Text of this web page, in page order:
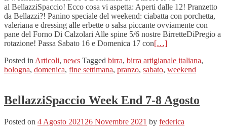
al BellazziSpaccio! Ecco cosa vi aspetta: Aperti dalle 12! Pranzetto
da Bellazzi?! Panino speciale del weekend: ciabatta con porchetta,
valeriana e dressing alle erbette o salsa piccante ovviamente con
pane del Forno Di Calzolari Alle spine 5/6 nostre BirretteDiPregio a
rotazione! Passa Sabato 16 e Domenica 17 con[…]
Posted in Articoli, news Tagged birra, birra artigianale italiana,
bologna, domenica, fine settimana, pranzo, sabato, weekend
BellazziSpaccio Week End 7-8 Agosto
Posted on 4 Agosto 2021 26 Novembre 2021 by federica